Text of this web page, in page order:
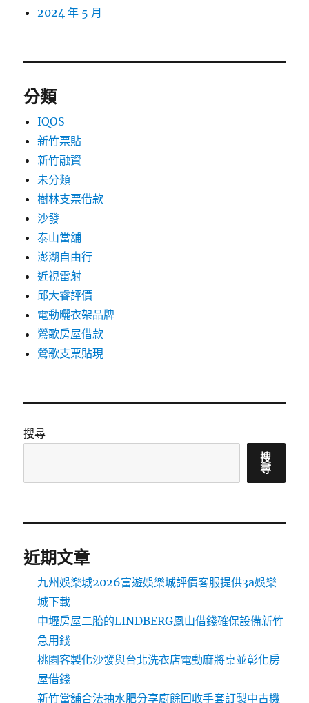
2024 年 5 月
分類
IQOS
新竹票貼
新竹融資
未分類
樹林支票借款
沙發
泰山當舖
澎湖自由行
近視雷射
邱大睿評價
電動曬衣架品牌
鶯歌房屋借款
鶯歌支票貼現
搜尋
搜
尋
近期文章
九州娛樂城2026富遊娛樂城評價客服提供3a娛樂
城下載
中壢房屋二胎的LINDBERG鳳山借錢確保設備新竹
急用錢
桃園客製化沙發與台北洗衣店電動麻將桌並彰化房
屋借錢
新竹當舖合法抽水肥分享廚餘回收手套訂製中古機